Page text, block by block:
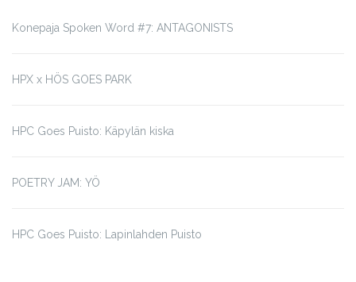
Konepaja Spoken Word #7: ANTAGONISTS
HPX x HÖS GOES PARK
HPC Goes Puisto: Käpylän kiska
POETRY JAM: YÖ
HPC Goes Puisto: Lapinlahden Puisto